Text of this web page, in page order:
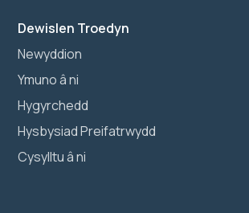
Dewislen Troedyn
Newyddion
Ymuno â ni
Hygyrchedd
Hysbysiad Preifatrwydd
Cysylltu â ni